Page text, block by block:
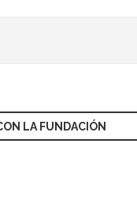
LA FUNDACIÓN